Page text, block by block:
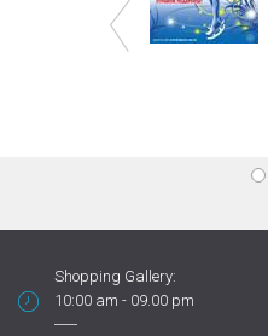
Shopping Gallery:
10:00 am - 09.00 pm